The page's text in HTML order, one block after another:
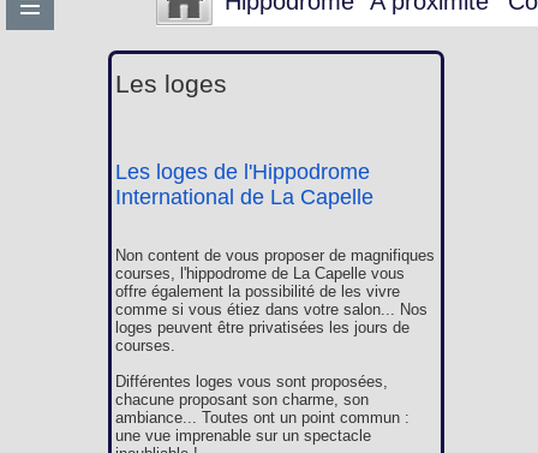
Les loges
Les loges de l'Hippodrome
International de La Capelle
Non content de vous proposer de magnifiques
courses, l'hippodrome de La Capelle vous
offre également la possibilité de les vivre
comme si vous étiez dans votre salon... Nos
loges peuvent être privatisées les jours de
courses.
Différentes loges vous sont proposées,
chacune proposant son charme, son
ambiance... Toutes ont un point commun :
une vue imprenable sur un spectacle